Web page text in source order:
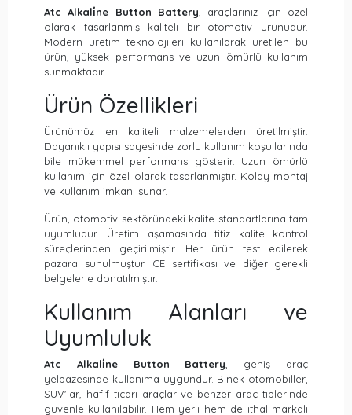
Atc Alkali̇ne Button Battery , araçlarınız için özel
olarak tasarlanmış kaliteli bir otomotiv ürünüdür.
Modern üretim teknolojileri kullanılarak üretilen bu
ürün, yüksek performans ve uzun ömürlü kullanım
sunmaktadır.
Ürün Özellikleri
Ürünümüz en kaliteli malzemelerden üretilmiştir.
Dayanıklı yapısı sayesinde zorlu kullanım koşullarında
bile mükemmel performans gösterir. Uzun ömürlü
kullanım için özel olarak tasarlanmıştır. Kolay montaj
ve kullanım imkanı sunar.
Ürün, otomotiv sektöründeki kalite standartlarına tam
uyumludur. Üretim aşamasında titiz kalite kontrol
süreçlerinden geçirilmiştir. Her ürün test edilerek
pazara sunulmuştur. CE sertifikası ve diğer gerekli
belgelerle donatılmıştır.
Kullanım Alanları ve
Uyumluluk
Atc Alkali̇ne Button Battery , geniş araç
yelpazesinde kullanıma uygundur. Binek otomobiller,
SUV'lar, hafif ticari araçlar ve benzer araç tiplerinde
güvenle kullanılabilir. Hem yerli hem de ithal markalı